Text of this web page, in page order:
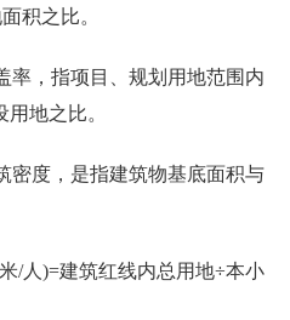
积之比。
率，指项目、规划用地范围内
地之比。
密度，是指建筑物基底面积与
/人)=建筑红线内总用地÷本小